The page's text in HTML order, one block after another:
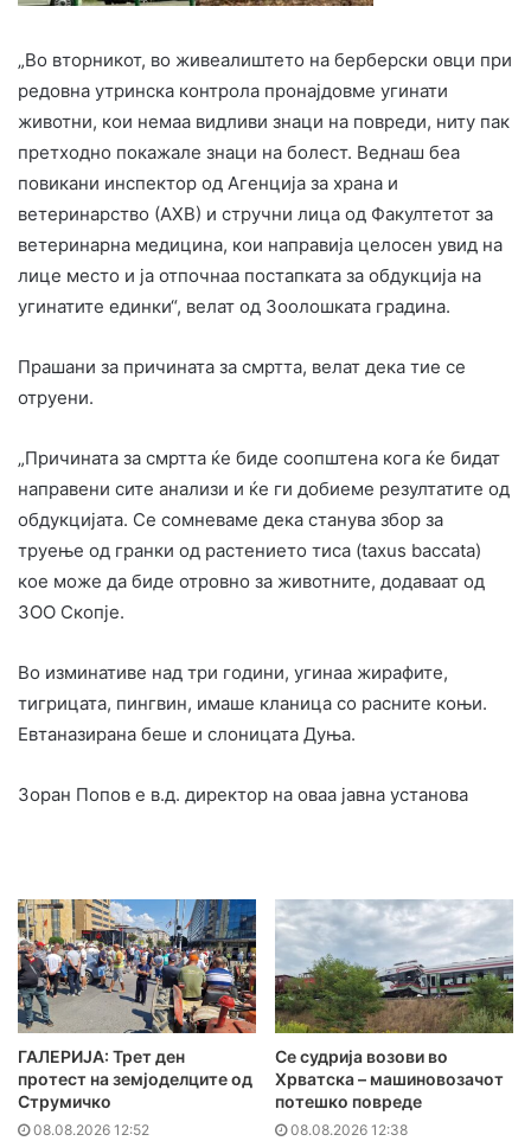
„Во вторникот, во живеалиштето на берберски овци при
редовна утринска контрола пронајдовме угинати
животни, кои немаа видливи знаци на повреди, ниту пак
претходно покажале знаци на болест. Веднаш беа
повикани инспектор од Агенција за храна и
ветеринарство (АХВ) и стручни лица од Факултетот за
ветеринарна медицина, кои направија целосен увид на
лице место и ја отпочнаа постапката за обдукција на
угинатите единки“, велат од Зоолошката градина.
Прашани за причината за смртта, велат дека тие се
отруени.
„Причината за смртта ќе биде соопштена кога ќе бидат
направени сите анализи и ќе ги добиеме резултатите од
обдукцијата. Се сомневаме дека станува збор за
труење од гранки од растението тиса (taxus baccata)
кое може да биде отровно за животните, додаваат од
ЗОО Скопје.
Во изминативе над три години, угинаа жирафите,
тигрицата, пингвин, имаше кланица со расните коњи.
Евтаназирана беше и слоницата Дуња.
Зоран Попов e в.д. директор на оваа јавна установа
ГАЛЕРИЈА: Трет ден
протест на земјоделците од
Струмичко
08.08.2026 12:52
Се судрија возови во
Хрватска – машиновозачот
потешко повреде
08.08.2026 12:38